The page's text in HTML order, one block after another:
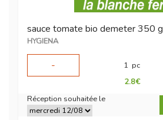
sauce tomate bio demeter 350 g
HYGIENA
-
1 pc
2.8€
Réception souhaitée le